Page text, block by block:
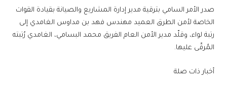
صدر الأمر السامي بترقية مدير إدارة المشاريع والصيانة بقيادة القوات
الخاصة لأمن الطرق العميد مهندس فهد بن مداوس الغامدي إلى
رتبة لواء، وقلّد مدير الأمن العام الفريق محمد البسامي، الغامدي رُتبته
المُرقّى عليها.
أخبار ذات صلة